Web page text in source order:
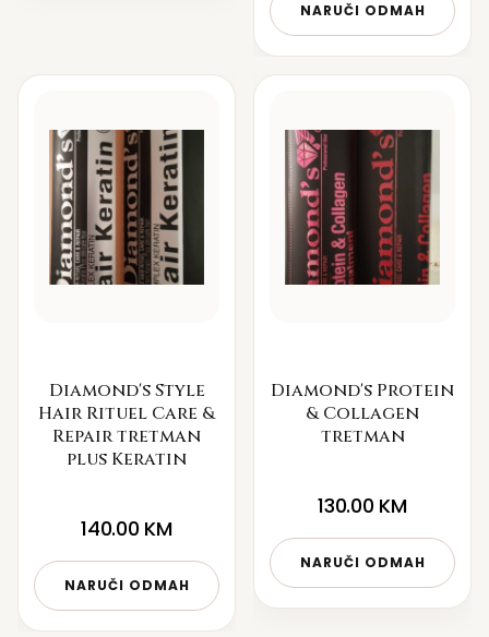
NARUČI ODMAH
Diamond's Style
Hair Rituel Care &
Repair tretman
plus Keratin
140.00 KM
NARUČI ODMAH
Diamond's Protein
& Collagen
tretman
130.00 KM
NARUČI ODMAH